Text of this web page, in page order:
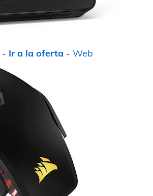
- Ir a la oferta - Web